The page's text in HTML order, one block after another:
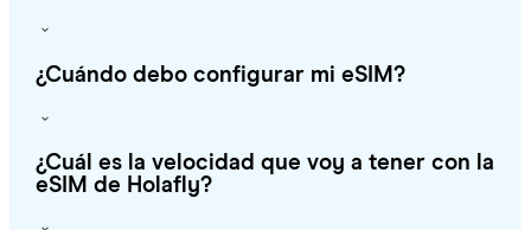
¿Cuándo debo configurar mi eSIM?
¿Cuál es la velocidad que voy a tener con la
eSIM de Holafly?